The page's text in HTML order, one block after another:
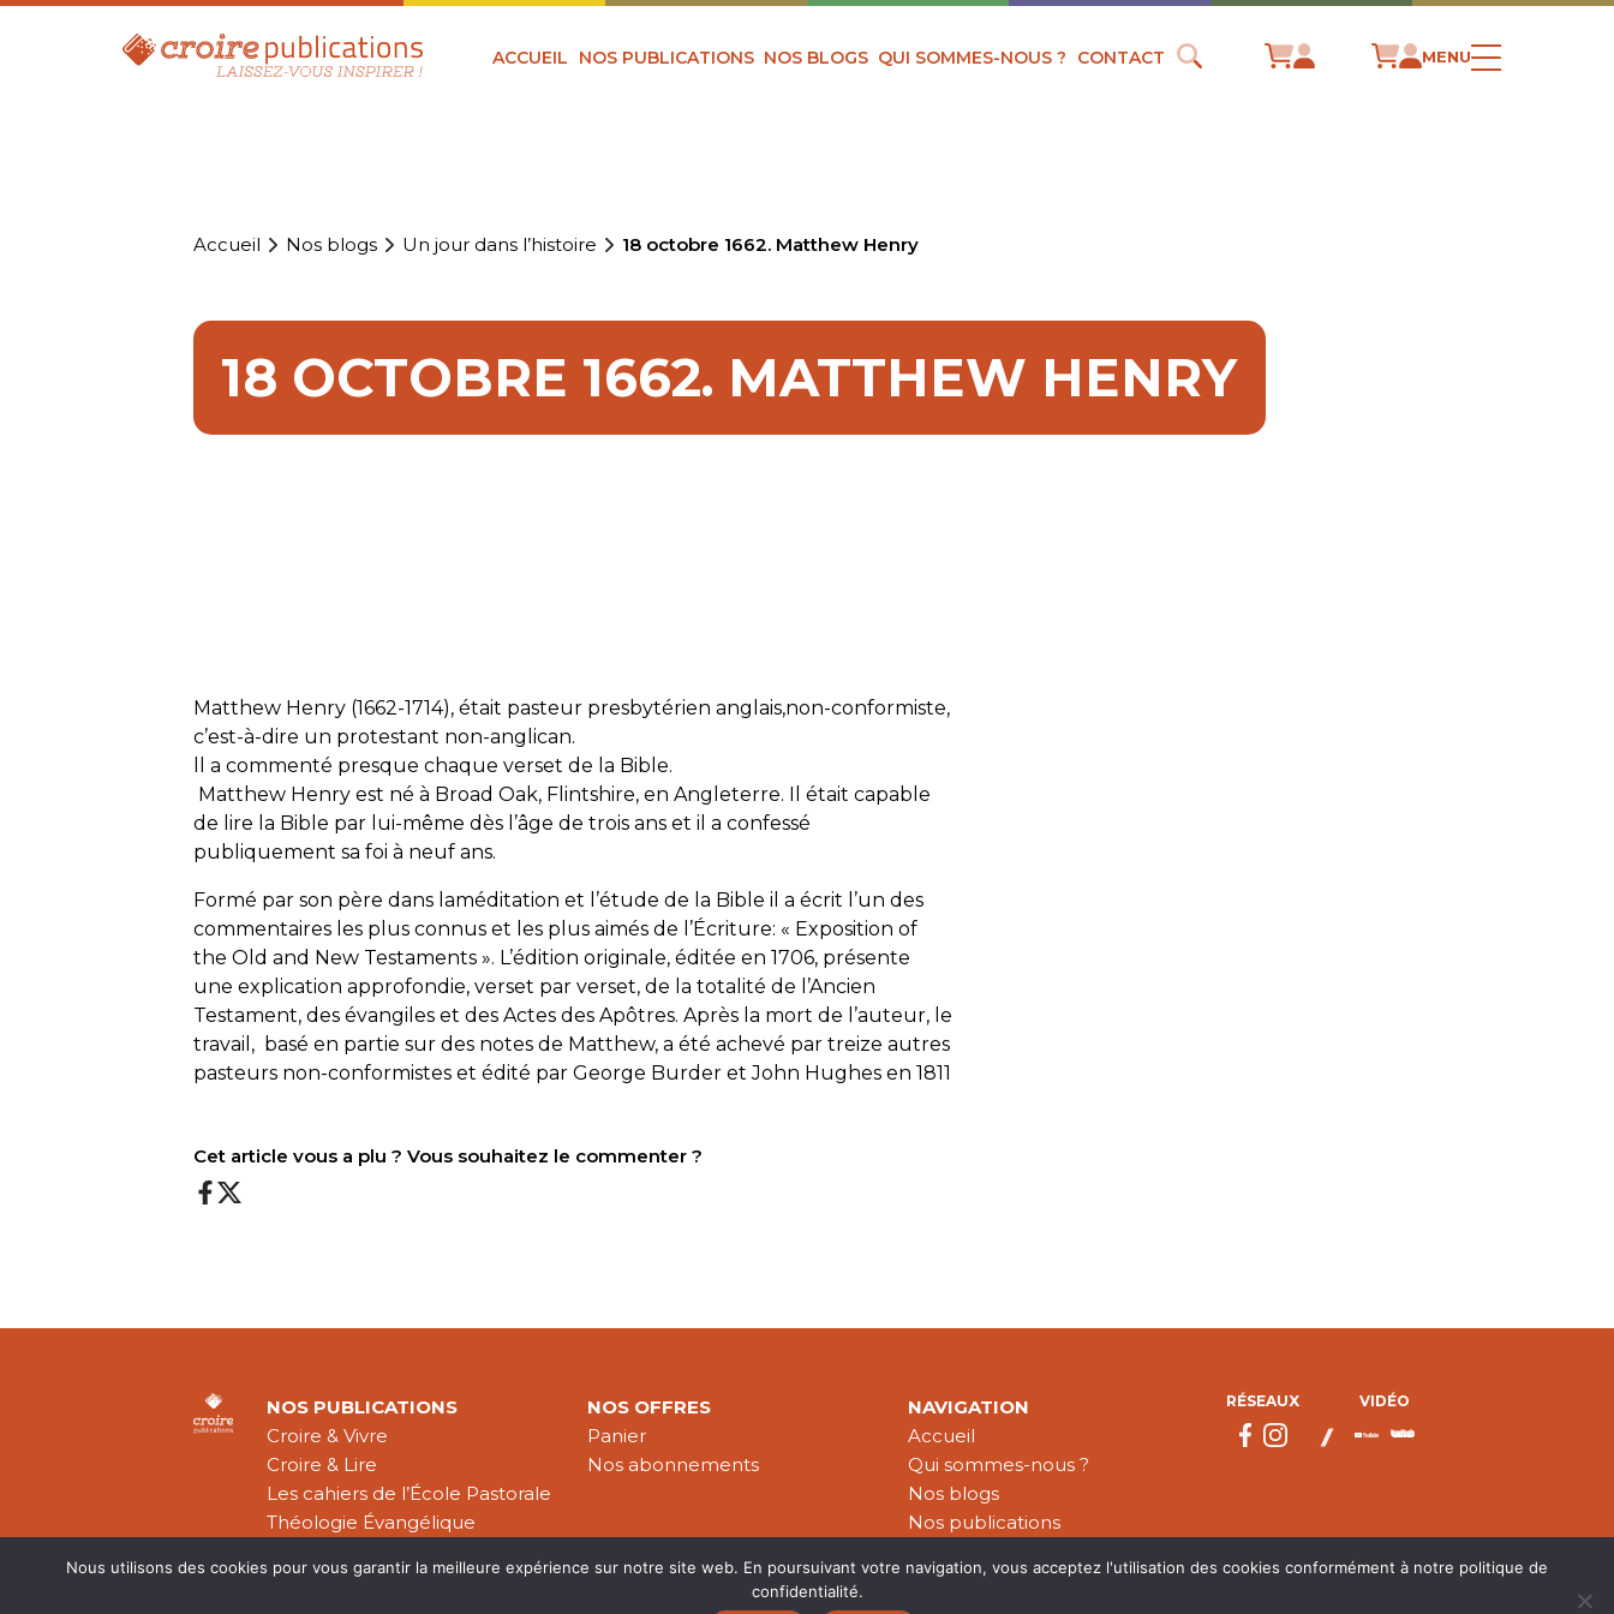
ACCUEIL NOS PUBLICATIONS NOS BLOGS QUI SOMMES-NOUS ? CONTACT MENU
Accueil Nos blogs Un jour dans l’histoire 18 octobre 1662. Matthew Henry
18 OCTOBRE 1662. MATTHEW HENRY
Matthew Henry (1662-1714), était pasteur presbytérien anglais,non-conformiste,
c’est-à-dire un protestant non-anglican.
ll a commenté presque chaque verset de la Bible.
Matthew Henry est né à Broad Oak, Flintshire, en Angleterre. Il était capable
de lire la Bible par lui-même dès l’âge de trois ans et il a confessé
publiquement sa foi à neuf ans.
Formé par son père dans laméditation et l’étude de la Bible il a écrit l’un des
commentaires les plus connus et les plus aimés de l’Écriture: « Exposition of
the Old and New Testaments ». L’édition originale, éditée en 1706, présente
une explication approfondie, verset par verset, de la totalité de l’Ancien
Testament, des évangiles et des Actes des Apôtres. Après la mort de l’auteur, le
travail, basé en partie sur des notes de Matthew, a été achevé par treize autres
pasteurs non-conformistes et édité par George Burder et John Hughes en 1811
Cet article vous a plu ? Vous souhaitez le commenter ?
NOS PUBLICATIONS
Croire & Vivre
Croire & Lire
Les cahiers de l’École Pastorale
Théologie Évangélique
NOS OFFRES
Panier
Nos abonnements
NAVIGATION
Accueil
Qui sommes-nous ?
Nos blogs
Nos publications
RÉSEAUX VIDÉO
Nous utilisons des cookies pour vous garantir la meilleure expérience sur notre site web. En poursuivant votre navigation, vous acceptez l'utilisation des cookies conformément à notre politique de
confidentialité.